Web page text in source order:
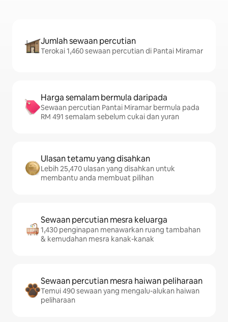
Jumlah sewaan percutian
Terokai 1,460 sewaan percutian di Pantai Miramar
Harga semalam bermula daripada
Sewaan percutian Pantai Miramar bermula pada
RM 491 semalam sebelum cukai dan yuran
Ulasan tetamu yang disahkan
Lebih 25,470 ulasan yang disahkan untuk
membantu anda membuat pilihan
Sewaan percutian mesra keluarga
1,430 penginapan menawarkan ruang tambahan
& kemudahan mesra kanak-kanak
Sewaan percutian mesra haiwan peliharaan
Temui 490 sewaan yang mengalu-alukan haiwan
peliharaan